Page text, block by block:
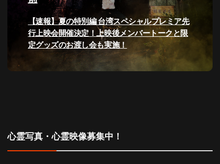
ナ
ゲ
ョ
ン
過
去
の
【速報】夏の特別編 台湾スペシャルプレミア先
行上映会開催決定！上映後メンバートークと限
定グッズのお渡し会も実施！
心霊写真・心霊映像募集中！